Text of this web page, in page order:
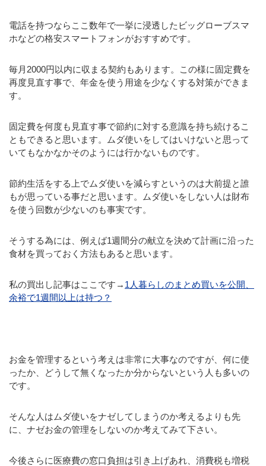
電話を持つならここ数年で一挙に浸透したビッグローブスマ
ホなどの格安スマートフォンがおすすめです。
毎月2000円以内に収まる契約もあります。この様に固定費を
再度見直す事で、年金を使う用途を少なくする対策ができま
す。
固定費を何度も見直す事で節約に対する意識を持ち続けるこ
ともできると思います。ムダ使いをしてはいけないと思って
いてもなかなかそのようには行かないものです。
節約生活をする上でムダ使いを減らすというのは大前提と誰
もが思っている事だと思います。ムダ使いをしない人は財布
を使う回数が少ないのも事実です。
そうする為には、例えば1週間分の献立を決めて計画に沿った
食材を買っておく方法もあると思います。
私の買出し記事はここです→ 1人暮らしのまとめ買いを公開、
余裕で1週間以上は持つ？
お金を管理するという考えは非常に大事なのですが、何に使
ったか、どうして無くなったか分からないという人も多いの
です。
そんな人はムダ使いをナゼしてしまうのか考えるよりも先
に、ナゼお金の管理をしないのか考えてみて下さい。
今後さらに医療費の窓口負担は引き上げあれ、消費税も増税